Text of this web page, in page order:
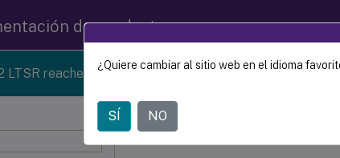
de productos
LTSR reached end-of-life on 18-Dec-2024. It is
¿Quiere cambiar al sitio web en el idioma
SÍ NO